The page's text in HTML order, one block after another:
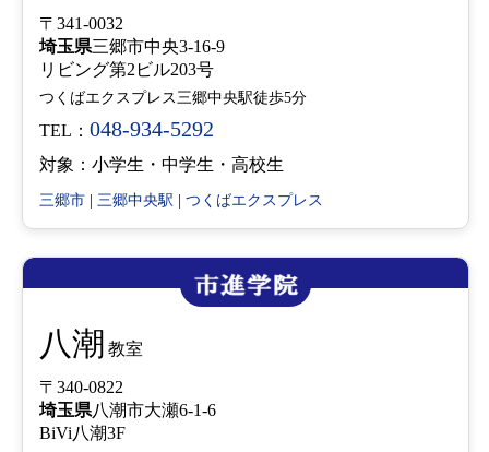
〒341-0032
埼玉県三郷市中央3-16-9
リビング第2ビル203号
つくばエクスプレス三郷中央駅徒歩5分
TEL： 048-934-5292
対象：小学生・中学生・高校生
三郷市 三郷中央駅 つくばエクスプレス
八潮 教室
〒340-0822
埼玉県八潮市大瀬6-1-6
BiVi八潮3F